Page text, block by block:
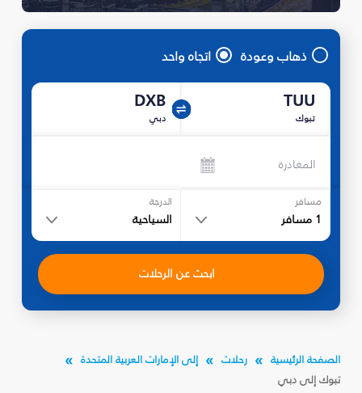
ذهاب وعودة اتجاه واحد
TUU
تبوك‎
DXB
دبي
المغادرة
مسافر
1 مسافر
الدرجة
السياحية
ابحث عن الرحلات
الصفحة الرئيسية رحلات
إلى الإمارات العربية المتحدة
تبوك‎ إلى دبي